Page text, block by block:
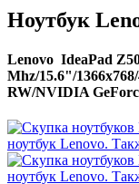
Ноутбук
Lenovo IdeaPad
Mhz/15.6"/
RW/NVIDIA